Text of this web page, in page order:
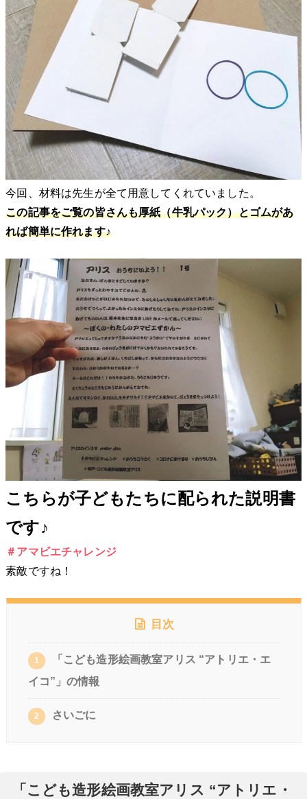
今回、材料は先生が全て用意してくれていました。
この記事をご覧の皆さんも厚紙（牛乳パック）とゴムがあ
れば簡単に作れます♪
こちらが子どもたちに配られた説明書
です♪
＃アマビエチャレンジ
素敵ですね！
目次
1
「こども造形絵画教室アリス “アトリエ・エ
イコ”」の情報
2 さいごに
「こども造形絵画教室アリス “アトリエ・